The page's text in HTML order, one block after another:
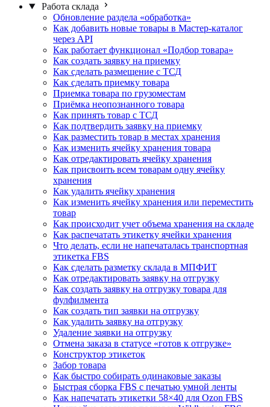
Работа склада
Обновление раздела «обработка»
Как добавить новые товары в Мастер-каталог
через API
Как работает функционал «Подбор товара»
Как создать заявку на приемку
Как сделать размещение с ТСД
Как сделать приемку товара
Приемка товара по грузоместам
Приёмка неопознанного товара
Как принять товар с ТСД
Как подтвердить заявку на приемку
Как разместить товар в местах хранения
Как изменить ячейку хранения товара
Как отредактировать ячейку хранения
Как присвоить всем товарам одну ячейку
хранения
Как удалить ячейку хранения
Как изменить ячейку хранения или переместить
товар
Как происходит учет объема хранения на складе
Как распечатать этикетку ячейки хранения
Что делать, если не напечаталась транспортная
этикетка FBS
Как сделать разметку склада в МПФИТ
Как отредактировать заявку на отгрузку
Как создать заявку на отгрузку товара для
фулфилмента
Как создать тип заявки на отгрузку
Как удалить заявку на отгрузку
Удаление заявки на отгрузку
Отмена заказа в статусе «готов к отгрузке»
Конструктор этикеток
Забор товара
Как быстро собирать одинаковые заказы
Быстрая сборка FBS с печатью умной ленты
Как напечатать этикетки 58×40 для Ozon FBS